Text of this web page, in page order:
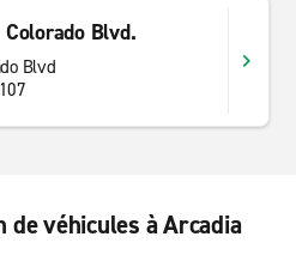
Colorado Blvd.
Blvd
de véhicules à Arcadia